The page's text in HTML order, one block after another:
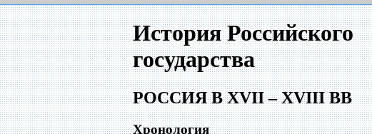
История Российского
государства
РОССИЯ В XVII – XVIII ВВ
Хронология